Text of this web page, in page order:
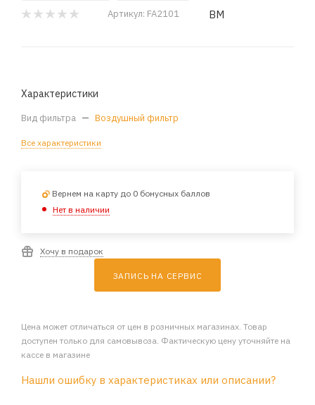
Артикул: FA2101 BM
Характеристики
Вид фильтра — Воздушный фильтр
Все характеристики
Вернем на карту до 0 бонусных баллов
Нет в наличии
Хочу в подарок
ЗАПИСЬ НА СЕРВИС
Цена может отличаться от цен в розничных магазинах. Товар
доступен только для самовывоза. Фактическую цену уточняйте на
кассе в магазине
Нашли ошибку в характеристиках или описании?